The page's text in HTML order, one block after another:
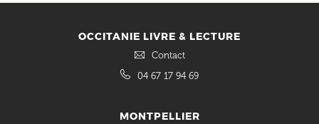
OCCITANIE LIVRE & LECTURE
Contact
04 67 17 94 69
MONTPELLIER